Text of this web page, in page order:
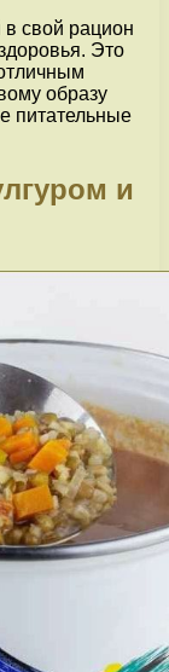
в свой рацион
Это
образу
питательные
и